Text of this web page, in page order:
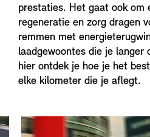
prestaties. Het gaat ook om
regeneratie en zorg dragen
remmen met
laadgewoontes die je langer
hier ontdek je hoe je het
elke kilometer die je aflegt.